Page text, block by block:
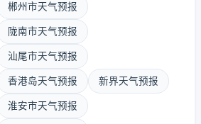
郴州市天气预报
陇南市天气预报
汕尾市天气预报
香港岛天气预报 新界天气预报
淮安市天气预报